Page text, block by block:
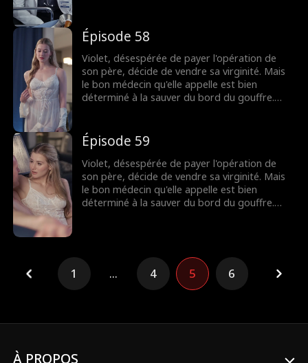
même s'il pensait au départ qu'elle n'était
qu'une chercheuse d'or. Lorsque leurs plus
sombres secrets éclatent au grand jour, leur
lien fragile pourra-t-il survivre ?
Épisode 58
Violet, désespérée de payer l'opération de
son père, décide de vendre sa virginité. Mais
le bon médecin qu'elle appelle est bien
déterminé à la sauver du bord du gouffre.
même s'il pensait au départ qu'elle n'était
qu'une chercheuse d'or. Lorsque leurs plus
sombres secrets éclatent au grand jour, leur
lien fragile pourra-t-il survivre ?
Épisode 59
Violet, désespérée de payer l'opération de
son père, décide de vendre sa virginité. Mais
le bon médecin qu'elle appelle est bien
déterminé à la sauver du bord du gouffre.
qu'une chercheuse d'or. Lorsque leurs plus
sombres secrets éclatent au grand jour, leur
lien fragile pourra-t-il survivre ?
1 ... 4 5 6
À PROPOS